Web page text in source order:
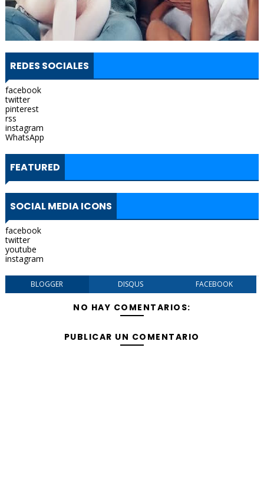
REDES SOCIALES
facebook
twitter
pinterest
rss
instagram
WhatsApp
FEATURED
SOCIAL MEDIA ICONS
facebook
twitter
youtube
instagram
BLOGGER DISQUS FACEBOOK
NO HAY COMENTARIOS:
PUBLICAR UN COMENTARIO